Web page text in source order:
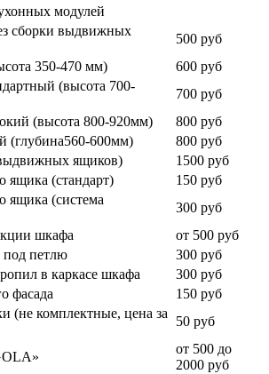
модулей
сборки выдвижных
500 руб
350-470 мм)
600 руб
(высота 700-
700 руб
(высота 800-920мм)
800 руб
(глубина560-600мм)
800 руб
ящиков)
1500 руб
ящика (стандарт)
150 руб
ящика (система
300 руб
шкафа
от 500 руб
под петлю
300 руб
в каркасе шкафа
300 руб
фасада
150 руб
(не комплектные, цена за
50 руб
от 500 до
2000 руб